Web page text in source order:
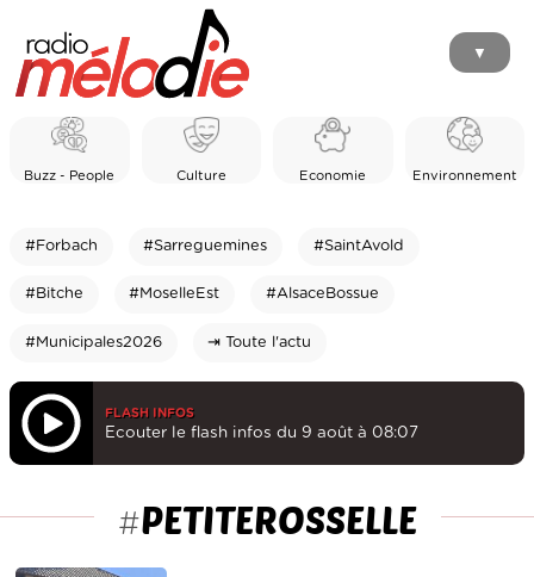
▼
Buzz - People Culture Economie Environnement
#Forbach #Sarreguemines #SaintAvold
#Bitche #MoselleEst #AlsaceBossue
#Municipales2026 ⇥ Toute l'actu
FLASH INFOS
Ecouter le flash infos du 9 août à 08:07
#PETITEROSSELLE